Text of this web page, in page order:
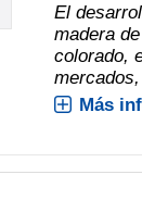
El
madera
colorado,
Más